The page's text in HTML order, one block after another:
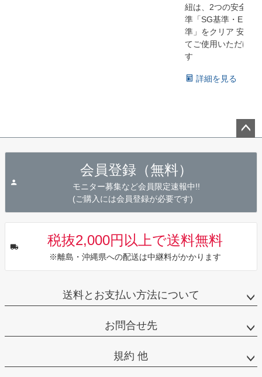
紐は、2つの安全基
準「SG基準・EN基
準」をクリア 安心し
てご使用いただけま
す
詳細を見る
会員登録（無料）
モニター募集など会員限定速報中!!
(ご購入には会員登録が必要です)
税抜2,000円以上で送料無料
※離島・沖縄県への配送は中継料がかかります
送料とお支払い方法について
お問合せ先
規約 他